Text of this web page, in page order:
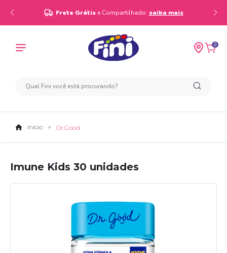
Frete Grátis e Compartilhado: saiba mais
0
Início Dr.Good
Imune Kids 30 unidades